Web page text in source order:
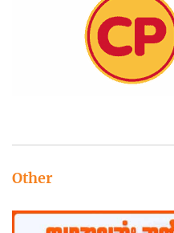
Other